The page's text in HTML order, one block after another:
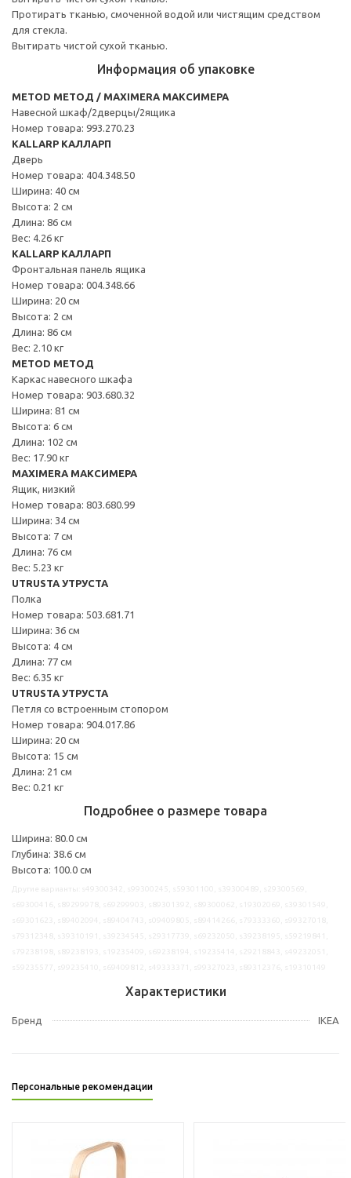
Протирать тканью, смоченной водой или чистящим средством
для стекла.
Вытирать чистой сухой тканью.
Информация об упаковке
METOD МЕТОД / MAXIMERA МАКСИМЕРА
Навесной шкаф/2дверцы/2ящика
Номер товара: 993.270.23
KALLARP КАЛЛАРП
Дверь
Номер товара: 404.348.50
Ширина: 40 см
Высота: 2 см
Длина: 86 см
Вес: 4.26 кг
KALLARP КАЛЛАРП
Фронтальная панель ящика
Номер товара: 004.348.66
Ширина: 20 см
Высота: 2 см
Длина: 86 см
Вес: 2.10 кг
METOD МЕТОД
Каркас навесного шкафа
Номер товара: 903.680.32
Ширина: 81 см
Высота: 6 см
Длина: 102 см
Вес: 17.90 кг
MAXIMERA МАКСИМЕРА
Ящик, низкий
Номер товара: 803.680.99
Ширина: 34 см
Высота: 7 см
Длина: 76 см
Вес: 5.23 кг
UTRUSTA УТРУСТА
Полка
Номер товара: 503.681.71
Ширина: 36 см
Высота: 4 см
Длина: 77 см
Вес: 6.35 кг
UTRUSTA УТРУСТА
Петля со встроенным стопором
Номер товара: 904.017.86
Ширина: 20 см
Высота: 15 см
Длина: 21 см
Вес: 0.21 кг
Подробнее о размере товара
Ширина: 80.0 см
Глубина: 38.6 см
Высота: 100.0 см
Характеристики
Бренд IKEA
Персональные рекомендации